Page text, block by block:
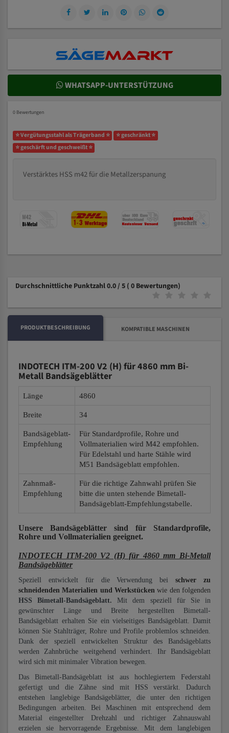
WHATSAPP-UNTERSTÜTZUNG
0 Bewertungen
⭐ Vergütungsstahl als Trägerband ⭐
⭐ geschränkt ⭐
⭐ geschärft und geschweißt ⭐
Verstärktes HSS m42 für die Metallzerspanung
Durchschnittliche Punktzahl 0.0 / 5 ( 0 Bewertungen)
PRODUKTBESCHREIBUNG KOMPATIBLE MASCHINEN
INDOTECH ITM-200 V2 (H) für 4860 mm Bi-
Metall Bandsägeblätter
Länge 4860
Breite 34
Bandsägeblatt-
Empfehlung
Für Standardprofile, Rohre und
Vollmaterialien wird M42 empfohlen.
Für Edelstahl und harte Stähle wird
M51 Bandsägeblatt empfohlen.
Zahnmaß-
Empfehlung
Für die richtige Zahnwahl prüfen Sie
bitte die unten stehende Bimetall-
Bandsägeblatt-Empfehlungstabelle.
Unsere Bandsägeblätter sind für Standardprofile,
Rohre und Vollmaterialien geeignet.
INDOTECH ITM-200 V2 (H) für 4860 mm Bi-Metall
Bandsägeblätter
Speziell entwickelt für die Verwendung beischwer zu
schneidenden Materialien und Werkstücken wie den folgenden
HSS Bimetall-Bandsägeblatt. Mit dem speziell für Sie in
gewünschter Länge und Breite hergestellten Bimetall-
Bandsägeblatt erhalten Sie ein vielseitiges Bandsägeblatt. Damit
können Sie Stahlträger, Rohre und Profile problemlos schneiden.
Dank der speziell entwickelten Struktur des Bandsägeblatts
werden Zahnbrüche weitgehend verhindert. Ihr Bandsägeblatt
wird sich mit minimaler Vibration bewegen.
Das Bimetall-Bandsägeblatt ist aus hochlegiertem Federstahl
gefertigt und die Zähne sind mit HSS verstärkt. Dadurch
entstehen langlebige Bandsägeblätter, die unter den richtigen
Bedingungen arbeiten. Bei Maschinen mit entsprechend dem
Material eingestellter Drehzahl und richtiger Zahnauswahl
erzielen sie hervorragende Ergebnisse. Mit dem langlebigen